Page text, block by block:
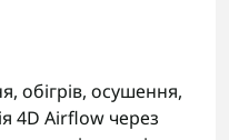
обігрів, осушення,
4D Airflow через